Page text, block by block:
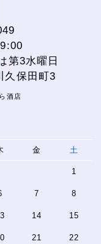
第3水曜日
久保田町3
酒店
金 土
1
7 8
14 15
21 22